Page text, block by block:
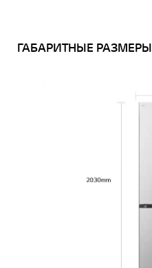
ГАБАРИТНЫЕ РАЗМЕРЫ